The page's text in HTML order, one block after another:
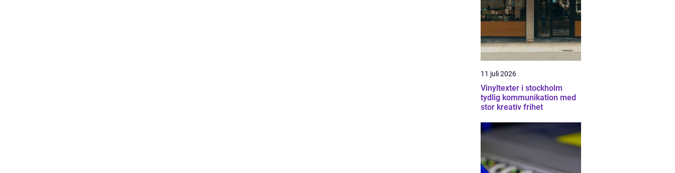
11 juli 2026
Vinyltexter i stockholm
tydlig kommunikation med
stor kreativ frihet